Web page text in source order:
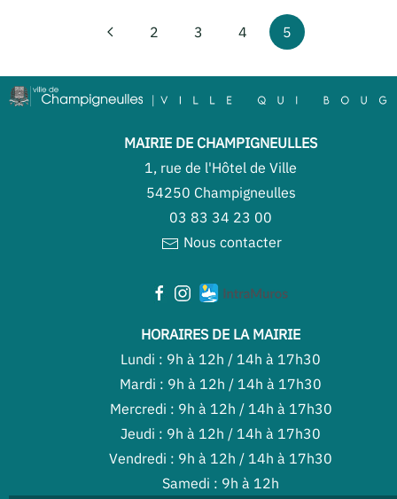
2 3 4 5
MAIRIE DE CHAMPIGNEULLES
1, rue de l'Hôtel de Ville
54250 Champigneulles
03 83 34 23 00
Nous contacter
HORAIRES DE LA MAIRIE
Lundi : 9h à 12h / 14h à 17h30
Mardi : 9h à 12h / 14h à 17h30
Mercredi : 9h à 12h / 14h à 17h30
Jeudi : 9h à 12h / 14h à 17h30
Vendredi : 9h à 12h / 14h à 17h30
Samedi : 9h à 12h